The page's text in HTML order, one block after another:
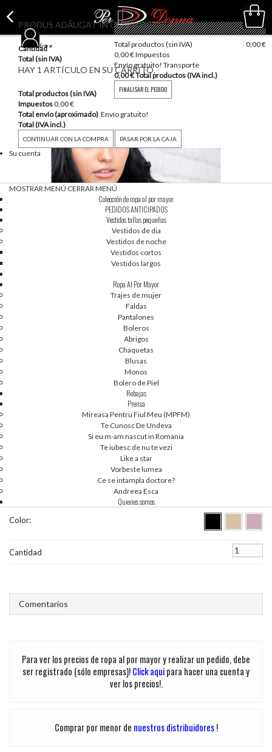
vacío
productos añadidos
No hay productos
Total productos (sin IVA)
0,00 €
0,00 €Impuestos
Envío gratuito! Transporte
0,00 €Total productos (IVA incl.)
FINALISAR EL PEDIDO
PRODUS ADĂUGAT ÎN COȘ
Cantidad
Total (sin IVA)
HAY 1 ARTÍCULO EN SU CARRITO.
Total productos (sin IVA)
Impuestos0,00 €
Total envío (aproximado) Envío gratuito!
Total (IVA incl.)
CONTINUAR CON LA COMPRA PASAR POR LA CAJA
Su cuenta
Entrar
MOSTRAR MENÚ CERRAR MENÚ
Colección de ropa al por mayor
PEDIDOS ANTICIPADOS
Vestidos tallas pequeñas
Vestidos de dia
Vestidos de noche
Vestidos cortos
Vestidos largos
Ropa Al Por Mayor
Trajes de mujer
Faldas
Pantalones
Boleros
Abrigos
Chaquetas
Blusas
Monos
Bolero de Piel
Rebajas
Prensa
Mireasa Pentru Fiul Meu (MPFM)
Te Cunosc De Undeva
Si eu m-am nascut in Romania
Te iubesc de nu te vezi
Like a star
Vorbeste lumea
Ce se intampla doctore?
Andreea Esca
Quienes somos
1 2
[48-50] EN STOCK - NOA 82030
Comentarios
Color:
Cantidad
Para ver los precios de ropa al por mayor y realizar un pedido, debe
ser registrado (sólo empresas)!Click aquipara hacer una cuenta y
ver los precios!.
Comprar por menor de nuestros distribuidores!